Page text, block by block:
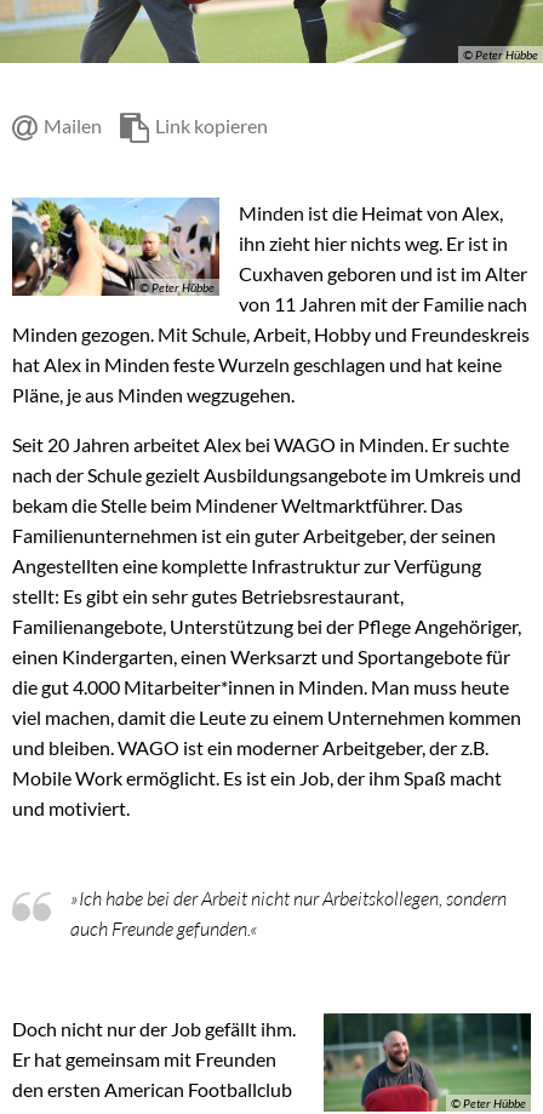
© Peter Hübbe
Mailen Link kopieren
© Peter Hübbe
Minden ist die Heimat von Alex,
ihn zieht hier nichts weg. Er ist in
Cuxhaven geboren und ist im Alter
von 11 Jahren mit der Familie nach
Minden gezogen. Mit Schule, Arbeit, Hobby und Freundeskreis
hat Alex in Minden feste Wurzeln geschlagen und hat keine
Pläne, je aus Minden wegzugehen.
Seit 20 Jahren arbeitet Alex bei WAGO in Minden. Er suchte
nach der Schule gezielt Ausbildungsangebote im Umkreis und
bekam die Stelle beim Mindener Weltmarktführer. Das
Familienunternehmen ist ein guter Arbeitgeber, der seinen
Angestellten eine komplette Infrastruktur zur Verfügung
stellt: Es gibt ein sehr gutes Betriebsrestaurant,
Familienangebote, Unterstützung bei der Pflege Angehöriger,
einen Kindergarten, einen Werksarzt und Sportangebote für
die gut 4.000 Mitarbeiter*innen in Minden. Man muss heute
viel machen, damit die Leute zu einem Unternehmen kommen
und bleiben. WAGO ist ein moderner Arbeitgeber, der z.B.
Mobile Work ermöglicht. Es ist ein Job, der ihm Spaß macht
und motiviert.
»Ich habe bei der Arbeit nicht nur Arbeitskollegen, sondern
auch Freunde gefunden.«
© Peter Hübbe
Doch nicht nur der Job gefällt ihm.
Er hat gemeinsam mit Freunden
den ersten American Footballclub